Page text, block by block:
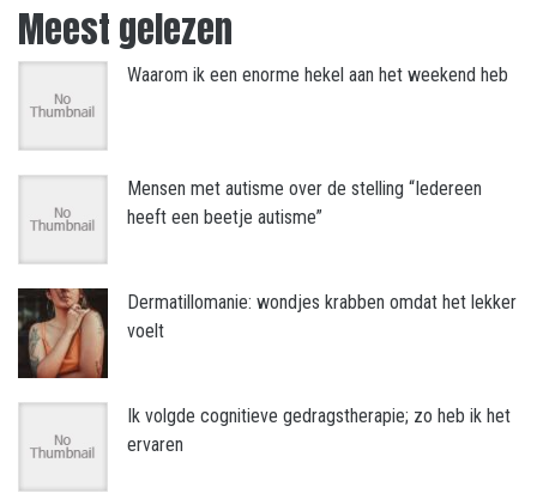
Meest gelezen
Waarom ik een enorme hekel aan het weekend heb
Mensen met autisme over de stelling “Iedereen
heeft een beetje autisme”
Dermatillomanie: wondjes krabben omdat het lekker
voelt
Ik volgde cognitieve gedragstherapie; zo heb ik het
ervaren